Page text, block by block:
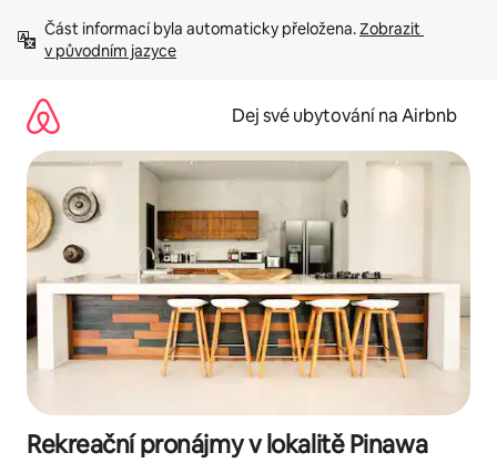
obsah
Část informací byla automaticky přeložena. Zobrazit
v původním jazyce
Dej své ubytování na Airbnb
Rekreační pronájmy v lokalitě Pinawa